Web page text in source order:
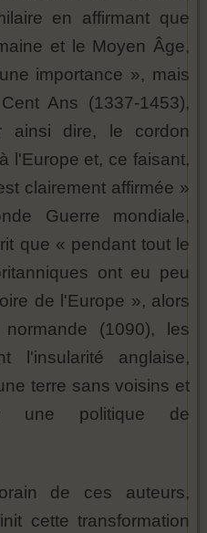
en affirmant que
et le Moyen Âge,
importance », mais
Ans (1337-1453),
dire, le cordon
l'Europe et, ce faisant,
clairement affirmée »
Guerre mondiale,
que « pendant tout le
ont eu peu
de l'Europe », alors
(1090), les
l'insularité anglaise,
terre sans voisins et
une politique de
de ces auteurs,
cette transformation